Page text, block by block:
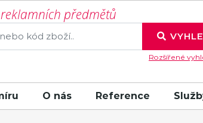
reklamních předmětů
Rozšířené
O nás Reference